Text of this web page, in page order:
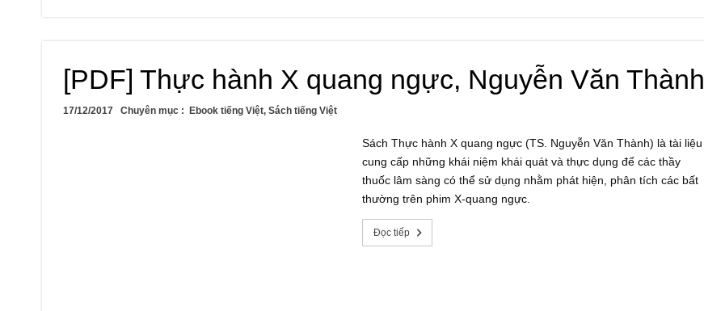
[PDF] Thực hành X quang ngực, Nguyễn Văn Thành
17/12/2017 Chuyên mục : Ebook tiếng Việt, Sách tiếng Việt
Sách Thực hành X quang ngực (TS. Nguyễn Văn Thành) là tài liệu
cung cấp những khái niệm khái quát và thực dụng để các thầy
thuốc lâm sàng có thể sử dụng nhằm phát hiện, phân tích các bất
thường trên phim X-quang ngực.
Đọc tiếp